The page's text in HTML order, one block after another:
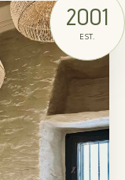
2001
EST.